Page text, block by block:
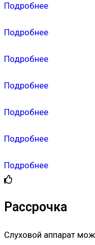
Подробнее
Подробнее
Подробнее
Подробнее
Подробнее
Подробнее
Подробнее
Рассрочка
Слуховой аппарат